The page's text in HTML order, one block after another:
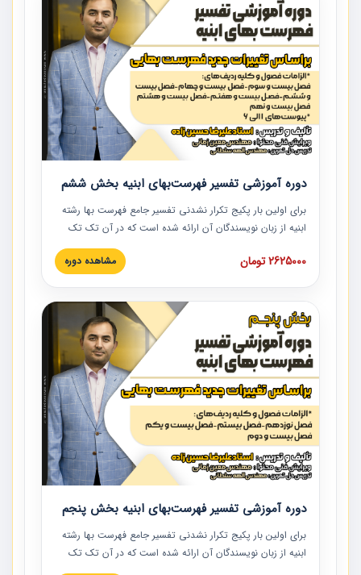
دوره آموزشی تفسیر فهرست‌بهای ابنیه بخش ششم
برای اولین بار پکیج تکرار نشدنی تفسیر جامع فهرست بها رشته
ابنیه از زبان نویسندگان آن ارائه شده است که در آن تک تک
ردیف ها و مطالب فهرست بها تفسیر و ارائه شده است. این
دوره به صورت کامل تصویری بوده و به همراه تصاویر عملیات
دوره با کلام مهندس علیرضاحسین‌زاده مدیر پروژه مهندسی
مشاور در امر بازنگری فهرست بها رشته ابنیه ارائه شده و به تمام
همکارانی که در حوزه صنعت ساخت در حال فعالیت هستند حتما
توصیه می کنیم از مطالب این دوره استفاده نمایند.
2625000 تومان مشاهده دوره
دوره آموزشی تفسیر فهرست‌بهای ابنیه بخش پنجم
برای اولین بار پکیج تکرار نشدنی تفسیر جامع فهرست بها رشته
ابنیه از زبان نویسندگان آن ارائه شده است که در آن تک تک
ردیف ها و مطالب فهرست بها تفسیر و ارائه شده است. این